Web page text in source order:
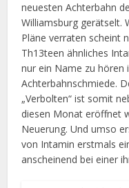
neuesten Achterbahn
Williamsburg gerätselt.
Pläne verraten scheint
Th13teen ähnliches
nur ein Name zu hören
Achterbahnschmiede.
„Verbolten“ ist somit
diesen Monat eröffnet
Neuerung. Und umso
von Intamin erstmals
anscheinend bei einer